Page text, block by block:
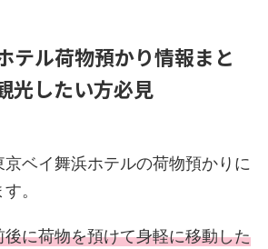
テル荷物預かり情報まと
光したい方必見
ベイ舞浜ホテルの荷物預かりに
。
に荷物を預けて身軽に移動した